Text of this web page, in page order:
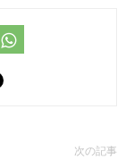
次の記事